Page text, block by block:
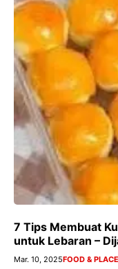
7 Tips Membuat
untuk Lebaran –
Mar. 10, 2025FOOD &